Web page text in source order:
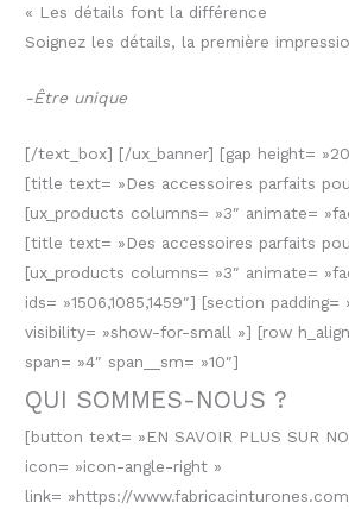
« Les détails font la différence
Soignez les détails, la première
-Être unique
[/text_box] [/ux_banner] [gap height=
[title text= »Des accessoires parfaits
[ux_products columns= »3″ animate=
[title text= »Des accessoires parfaits
[ux_products columns= »3″ animate=
ids= »1506,1085,1459″] [section padding=
visibility= »show-for-small »] [row
span= »4″ span__sm= »10″]
QUI SOMMES-NOUS ?
[button text= »EN SAVOIR PLUS SUR
icon= »icon-angle-right »
link= »https://